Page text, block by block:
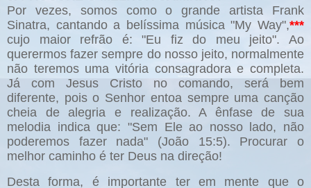
Por vezes, somos como o grande artista Frank
Sinatra, cantando a belíssima música "My Way",***
cujo maior refrão é: "Eu fiz do meu jeito". Ao
querermos fazer sempre do nosso jeito, normalmente
não teremos uma vitória consagradora e completa.
Já com Jesus Cristo no comando, será bem
diferente, pois o Senhor entoa sempre uma canção
cheia de alegria e realização. A ênfase de sua
melodia indica que: "Sem Ele ao nosso lado, não
poderemos fazer nada" (João 15:5). Procurar o
melhor caminho é ter Deus na direção!
Desta forma, é importante ter em mente que o